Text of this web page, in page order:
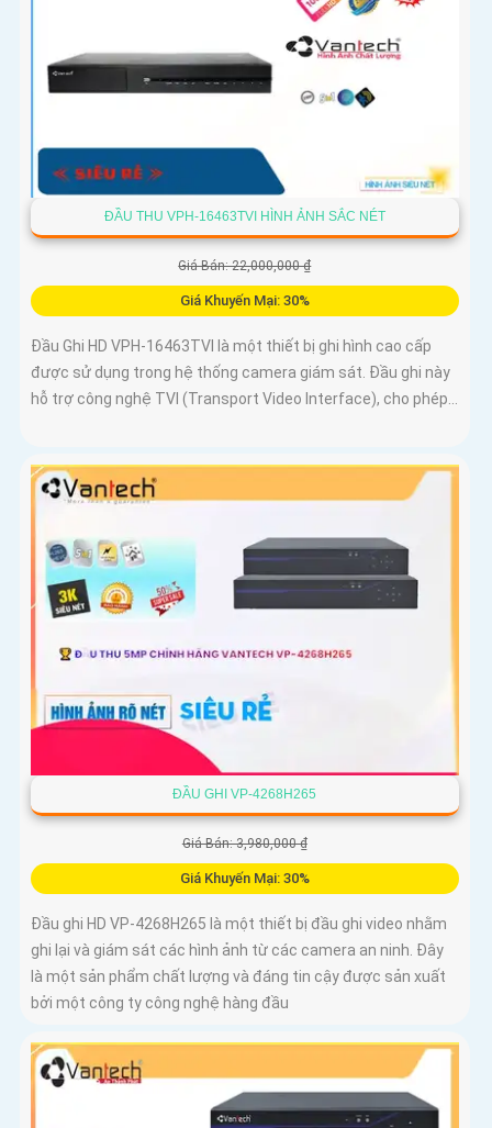
ĐẦU THU VPH-16463TVI HÌNH ẢNH SẮC NÉT
Giá Bán: 22,000,000 ₫
Giá Khuyến Mại: 30%
Đầu Ghi HD VPH-16463TVI là một thiết bị ghi hình cao cấp
được sử dụng trong hệ thống camera giám sát. Đầu ghi này
hỗ trợ công nghệ TVI (Transport Video Interface), cho phép...
ĐẦU GHI VP-4268H265
Giá Bán: 3,980,000 ₫
Giá Khuyến Mại: 30%
Đầu ghi HD VP-4268H265 là một thiết bị đầu ghi video nhằm
ghi lại và giám sát các hình ảnh từ các camera an ninh. Đây
là một sản phẩm chất lượng và đáng tin cậy được sản xuất
bởi một công ty công nghệ hàng đầu